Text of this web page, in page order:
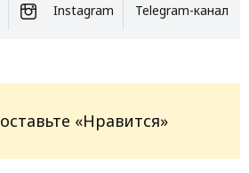
Instagram Telegram-канал
«Нравится»